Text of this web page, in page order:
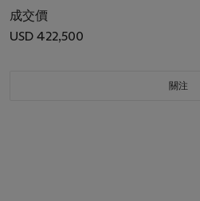
成交價
USD 422,500
關注